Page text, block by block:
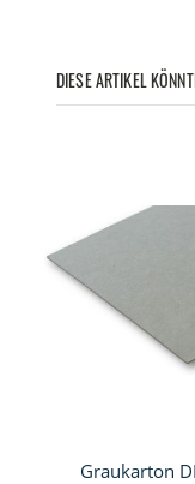
DIESE ARTIKEL
Graukarton